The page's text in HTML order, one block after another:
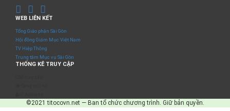
WEB LIÊN KẾT
Tổng Giáo phận Sài Gòn
Hội đồng Giám Mục Việt Nam
TV Hiệp Thông
Trung tâm Mục vụ Sài Gòn
THỐNG KÊ TRUY CẬP
©2021 titocovn.net — Ban tổ chức chương trình. Giữ bản quyền.